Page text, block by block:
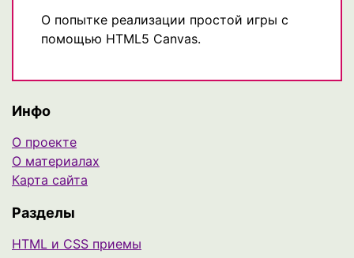
О попытке реализации простой игры с
помощью HTML5 Canvas.
Инфо
О проекте
О материалах
Карта сайта
Разделы
HTML и CSS приемы